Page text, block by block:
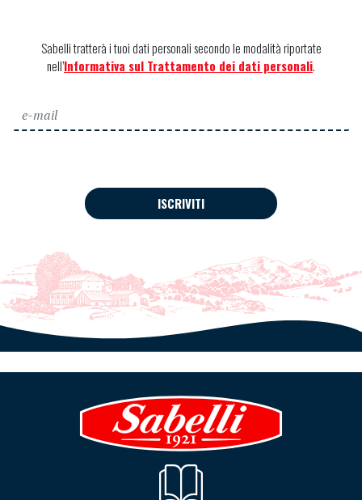
Sabelli tratterà i tuoi dati personali secondo le modalità riportate
nell’Informativa sul Trattamento dei dati personali.
ISCRIVITI